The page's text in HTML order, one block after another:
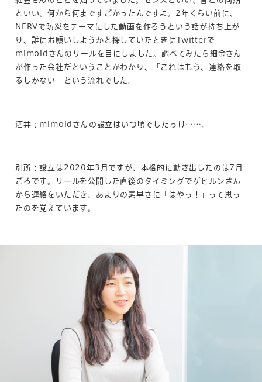
といい、何から何まですごかったんですよ。2年くらい前に、
NERVで防災をテーマにした動画を作ろうという話が持ち上が
り、誰にお願いしようかと探していたときにTwitterで
mimoidさんのリールを目にしました。調べてみたら細金さん
が作った会社だということがわかり、「これはもう、連絡を取
るしかない」という流れでした。
酒井：mimoidさんの設立はいつ頃でしたっけ……。
別所：設立は2020年3月ですが、本格的に動き出したのは7月
ごろです。リールを公開した直後のタイミングでゲヒルンさん
から連絡をいただき、あまりの素早さに「はやっ！」って思っ
たのを覚えています。